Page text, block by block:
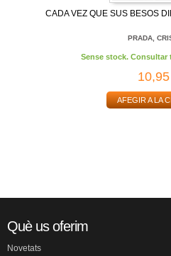
CADA VEZ QUE SUS BESOS
PRADA,
Sense stock. Consultar
AFEGIR A LA
Què us oferim
Novetats